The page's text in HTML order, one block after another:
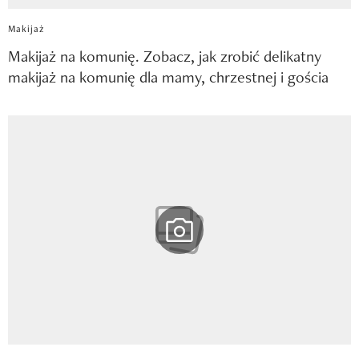
Makijaż
Makijaż na komunię. Zobacz, jak zrobić delikatny
makijaż na komunię dla mamy, chrzestnej i gościa